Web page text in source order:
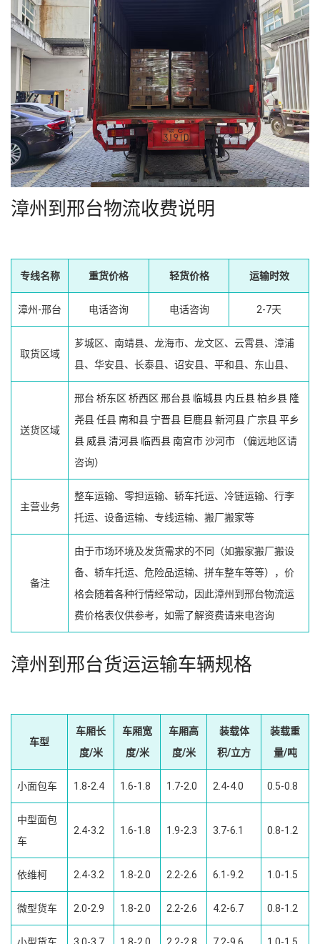
漳州到邢台物流收费说明
专线名称 重货价格 轻货价格 运输时效
漳州-邢台 电话咨询 电话咨询 2-7天
取货区域
芗城区、南靖县、龙海市、龙文区、云霄县、漳浦
县、华安县、长泰县、诏安县、平和县、东山县、
送货区域
邢台 桥东区 桥西区 邢台县 临城县 内丘县柏乡县 隆
尧县任县南和县 宁晋县 巨鹿县新河县 广宗县平乡
县 威县清河县 临西县南宫市沙河市 （偏远地区请
咨询）
主营业务
整车运输、零担运输、轿车托运、冷链运输、行李
托运、设备运输、专线运输、搬厂搬家等
备注
由于市场环境及发货需求的不同（如搬家搬厂搬设
备、轿车托运、危险品运输、拼车整车等等），价
格会随着各种行情经常动，因此漳州到邢台物流运
费价格表仅供参考，如需了解资费请来电咨询
漳州到邢台货运运输车辆规格
车型
车厢长
度/米
车厢宽
度/米
车厢高
度/米
装载体
积/立方
装载重
量/吨
小面包车 1.8-2.4 1.6-1.8 1.7-2.0 2.4-4.0 0.5-0.8
中型面包
车
2.4-3.2 1.6-1.8 1.9-2.3 3.7-6.1 0.8-1.2
依维柯 2.4-3.2 1.8-2.0 2.2-2.6 6.1-9.2 1.0-1.5
微型货车 2.0-2.9 1.8-2.0 2.2-2.6 4.2-6.7 0.8-1.2